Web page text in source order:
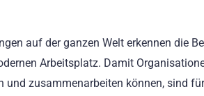
auf der ganzen Welt erkennen die
Arbeitsplatz. Damit
zusammenarbeiten können, sind